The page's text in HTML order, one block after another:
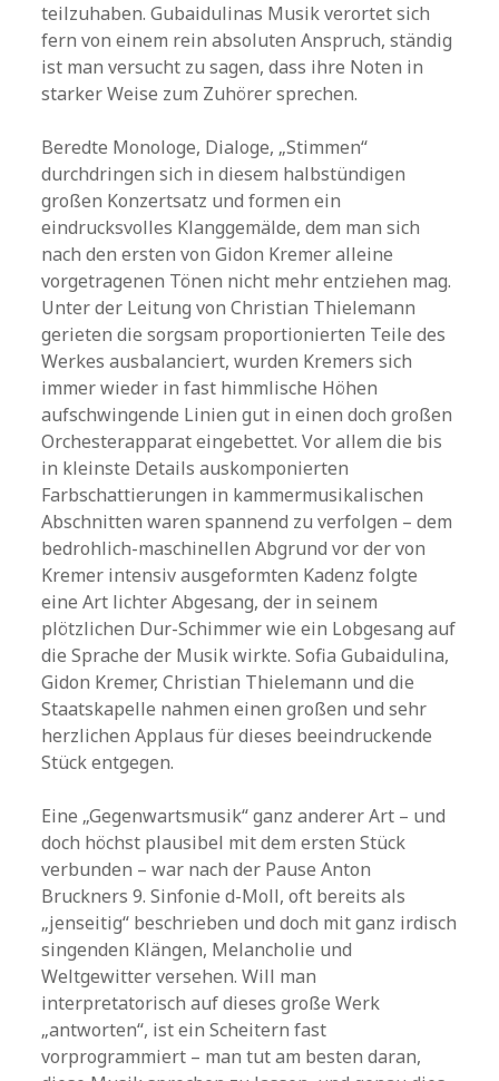
teilzuhaben. Gubaidulinas Musik verortet sich
fern von einem rein absoluten Anspruch, ständig
ist man versucht zu sagen, dass ihre Noten in
starker Weise zum Zuhörer sprechen.
Beredte Monologe, Dialoge, „Stimmen“
durchdringen sich in diesem halbstündigen
großen Konzertsatz und formen ein
eindrucksvolles Klanggemälde, dem man sich
nach den ersten von Gidon Kremer alleine
vorgetragenen Tönen nicht mehr entziehen mag.
Unter der Leitung von Christian Thielemann
gerieten die sorgsam proportionierten Teile des
Werkes ausbalanciert, wurden Kremers sich
immer wieder in fast himmlische Höhen
aufschwingende Linien gut in einen doch großen
Orchesterapparat eingebettet. Vor allem die bis
in kleinste Details auskomponierten
Farbschattierungen in kammermusikalischen
Abschnitten waren spannend zu verfolgen – dem
bedrohlich-maschinellen Abgrund vor der von
Kremer intensiv ausgeformten Kadenz folgte
eine Art lichter Abgesang, der in seinem
plötzlichen Dur-Schimmer wie ein Lobgesang auf
die Sprache der Musik wirkte. Sofia Gubaidulina,
Gidon Kremer, Christian Thielemann und die
Staatskapelle nahmen einen großen und sehr
herzlichen Applaus für dieses beeindruckende
Stück entgegen.
Eine „Gegenwartsmusik“ ganz anderer Art – und
doch höchst plausibel mit dem ersten Stück
verbunden – war nach der Pause Anton
Bruckners 9. Sinfonie d-Moll, oft bereits als
„jenseitig“ beschrieben und doch mit ganz irdisch
singenden Klängen, Melancholie und
Weltgewitter versehen. Will man
interpretatorisch auf dieses große Werk
„antworten“, ist ein Scheitern fast
vorprogrammiert – man tut am besten daran,